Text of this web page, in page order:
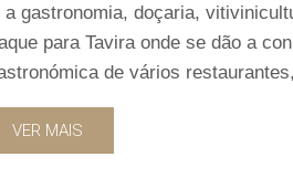
gastronomia, doçaria,
para Tavira onde se dão a
de vários
VER MAIS